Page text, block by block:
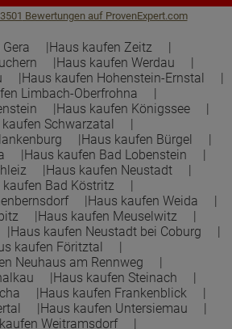
Haus Lizenzgeber GmbH
3501 Bewertungen auf ProvenExpert.com
Haus kaufen Zeitz
Haus kaufen Werdau
Haus kaufen Hohenstein-Ernstal
Limbach-Oberfrohna
Haus kaufen Königssee
kaufen Schwarzatal
Haus kaufen Bürgel
Haus kaufen Bad Lobenstein
Haus kaufen Neustadt
kaufen Bad Köstritz
Haus kaufen Weida
Haus kaufen Meuselwitz
Haus kaufen Neustadt bei Coburg
kaufen Föritztal
Neuhaus am Rennweg
Haus kaufen Steinach
Haus kaufen Frankenblick
Haus kaufen Untersiemau
Weitramsdorf